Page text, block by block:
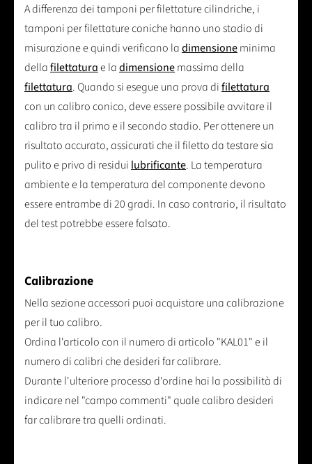
A differenza dei tamponi per filettature cilindriche, i
tamponi per filettature coniche hanno uno stadio di
misurazione e quindi verificano ladimensioneminima
dellafilettaturae ladimensionemassima della
filettatura. Quando si esegue una prova difilettatura
con un calibro conico, deve essere possibile avvitare il
calibro tra il primo e il secondo stadio. Per ottenere un
risultato accurato, assicurati che il filetto da testare sia
pulito e privo di residui lubrificante. La temperatura
ambiente e la temperatura del componente devono
essere entrambe di 20 gradi. In caso contrario, il risultato
del test potrebbe essere falsato.
Calibrazione
Nella sezione accessori puoi acquistare una calibrazione
per il tuo calibro.
Ordina l'articolo con il numero di articolo "KAL01" e il
numero di calibri che desideri far calibrare.
Durante l'ulteriore processo d'ordine hai la possibilità di
indicare nel "campo commenti" quale calibro desideri
far calibrare tra quelli ordinati.